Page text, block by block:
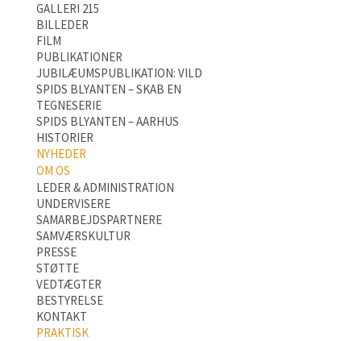
GALLERI 215
BILLEDER
FILM
PUBLIKATIONER
JUBILÆUMSPUBLIKATION: VILD
SPIDS BLYANTEN – SKAB EN
TEGNESERIE
SPIDS BLYANTEN – AARHUS
HISTORIER
NYHEDER
OM OS
LEDER & ADMINISTRATION
UNDERVISERE
SAMARBEJDSPARTNERE
SAMVÆRSKULTUR
PRESSE
STØTTE
VEDTÆGTER
BESTYRELSE
KONTAKT
PRAKTISK